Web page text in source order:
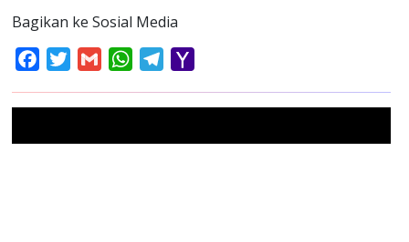
Bagikan ke Sosial Media
FacebookTwitterGmail WhatsAppTelegram